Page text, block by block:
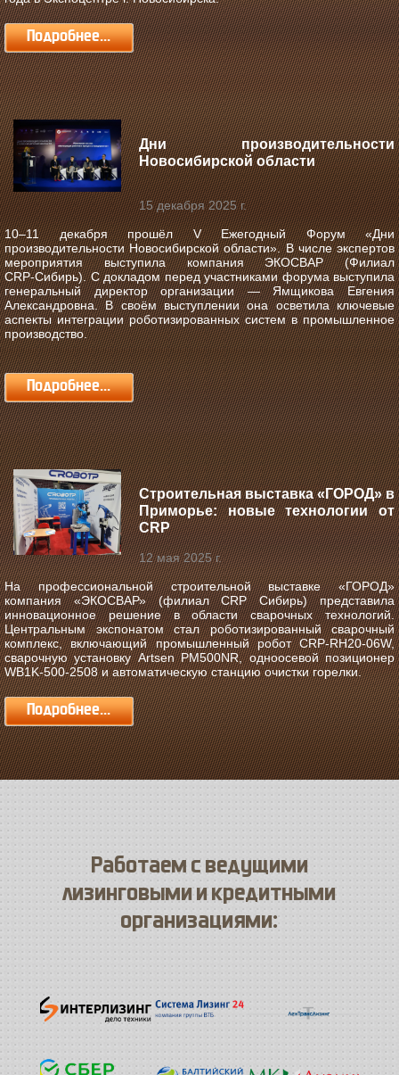
Подробнее...
Дни производительности
Новосибирской области
15 декабря 2025 г.
10–11 декабря прошёл V Ежегодный Форум «Дни
производительности Новосибирской области».В числе экспертов
мероприятия выступила компания ЭКОСВАР (Филиал
CRP‑Сибирь). С докладом перед участниками форума выступила
генеральный директор организации — Ямщикова Евгения
Александровна. В своём выступлении она осветила ключевые
аспекты интеграции роботизированных систем в промышленное
производство.
Подробнее...
Строительная выставка «ГОРОД» в
Приморье: новые технологии от
CRP
12 мая 2025 г.
На профессиональной строительной выставке «ГОРОД»
компания «ЭКОСВАР» (филиал CRP Сибирь) представила
инновационное решение в области сварочных технологий.
Центральным экспонатом стал роботизированный сварочный
комплекс, включающий промышленный робот CRP-RH20-06W,
сварочную установку Artsen PM500NR, одноосевой позиционер
WB1K-500-2508 и автоматическую станцию очистки горелки.
Подробнее...
Работаем с ведущими
лизинговыми и кредитными
организациями: